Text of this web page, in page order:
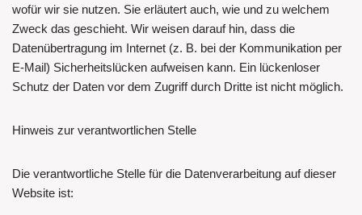
wofür wir sie nutzen. Sie erläutert auch, wie und zu welchem
Zweck das geschieht. Wir weisen darauf hin, dass die
Datenübertragung im Internet (z. B. bei der Kommunikation per
E-Mail) Sicherheitslücken aufweisen kann. Ein lückenloser
Schutz der Daten vor dem Zugriff durch Dritte ist nicht möglich.
Hinweis zur verantwortlichen Stelle
Die verantwortliche Stelle für die Datenverarbeitung auf dieser
Website ist: